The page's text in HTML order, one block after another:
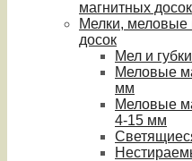
магнитных досок
Мелки, меловые
досок
Мел и губки
Меловые
мм
Меловые
4-15 мм